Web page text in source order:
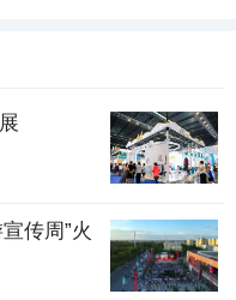
传周”火